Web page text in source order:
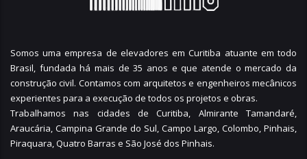
Somos uma empresa de elevadores em Curitiba atuante em todo
Brasil, fundada há mais de 35 anos e que atende o mercado da
construção civil. Contamos com arquitetos e engenheiros mecânicos
experientes para a execução de todos os projetos e obras.
Trabalhamos nas cidades de Curitiba, Almirante Tamandaré,
Araucária, Campina Grande do Sul, Campo Largo, Colombo, Pinhais,
Piraquara,Quatro Barras e São José dos Pinhais.